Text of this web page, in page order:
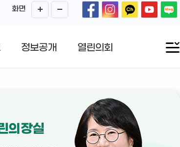
화면
정보공개 열린의회
의장실